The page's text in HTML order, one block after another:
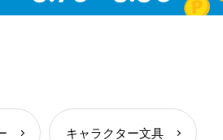
キャラクター文具